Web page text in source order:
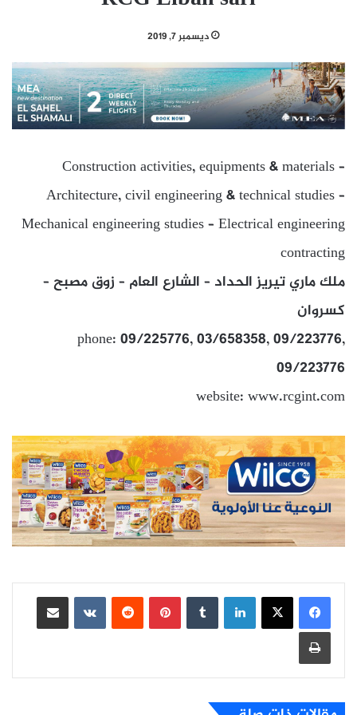
ديسمبر 7, 2019
Construction activities, equipments & materials –
Architecture, civil engineering & technical studies –
Mechanical engineering studies – Electrical engineering
contracting
ملك ماري تيريز الحداد – الشارع العام – زوق مصبح –
كسروان
phone: 09/225776, 03/658358, 09/223776,
09/223776
website: www.rcgint.com
لينكدإن بينتيريست
مشاركة عبر البريد
طباعة